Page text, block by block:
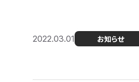
2022.03.01 お知らせ